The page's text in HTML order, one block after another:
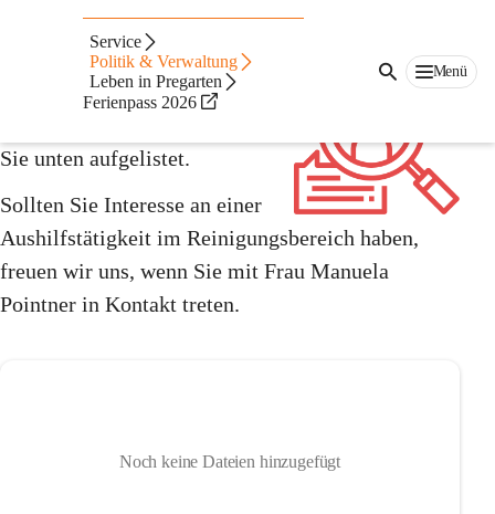
Service
Politik & Verwaltung
Leben in Pregarten
Ferienpass 2026
Menü
Stellenangebote
Danke für Ihr Interesse!
Sie unten aufgelistet.
Sollten Sie Interesse an einer
Aushilfstätigkeit im Reinigungsbereich haben,
freuen wir uns, wenn Sie mit Frau Manuela
Pointner in Kontakt treten.
Noch keine Dateien hinzugefügt